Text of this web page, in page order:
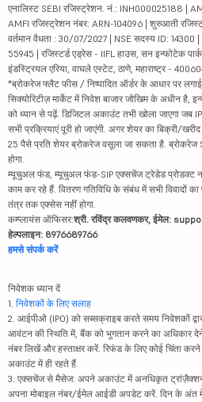
एनालिस्ट SEBI रजिस्ट्रेशन. नं.: INH000025188 |
AMFI रजिस्ट्रेशन नंबर: ARN-104096 | शुरुआती
वर्तमान वैधता : 30/07/2027 | NSE सदस्य ID:
55945 | रजिस्टर्ड एड्रेस - IIFL हाउस, सन इन्फोटेक
इंडस्ट्रियल एरिया, वाघले एस्टेट, ठाणे, महाराष्ट्र -
*ब्रोकरेज फ्लैट फीस / निष्पादित ऑर्डर के आधार पर
सिक्योरिटीज़ मार्केट में निवेश बाजार जोखिम के अधीन है,
को ध्यान से पढ़ें. डिजिटल अकाउंट तभी खोला जाएगा जब
सभी प्रक्रियाएं पूरी हो जाएंगी. अगर शेयर का बिक्री/
25 पैसे प्रति शेयर ब्रोकरेज वसूला जा सकता है. ब्रोकरेज
होगा.
म्यूचुअल फंड, म्यूचुअल फंड-SIP एक्सचेंज ट्रेडेड प्रोडक्ट
काम कर रहे हैं. वितरण गतिविधि के संबंध में सभी विवादों
तंत्र तक एक्सेस नहीं होगा.
कम्प्लायंस ऑफिसर:श्री. रविंद्र कलवणकर, ईमेल:
हेल्पलाइन: 8976689766
हमसे संपर्क करें
निवेशक ध्यान दें
1. निवेशकों के लिए सलाह
2. आईपीओ (IPO) को सब्सक्राइब करते समय निवेशकों
आवंटन की स्थिति में, बैंक को भुगतान करने का अधिकार
नंबर लिखें और हस्ताक्षर करें. रिफंड के लिए कोई चिंता
अकाउंट में ही रहते हैं.
3. एक्सचेंज से मैसेज: अपने अकाउंट में अनधिकृत
अपना मोबाइल नंबर/ईमेल आईडी अपडेट करें. दिन के अंत